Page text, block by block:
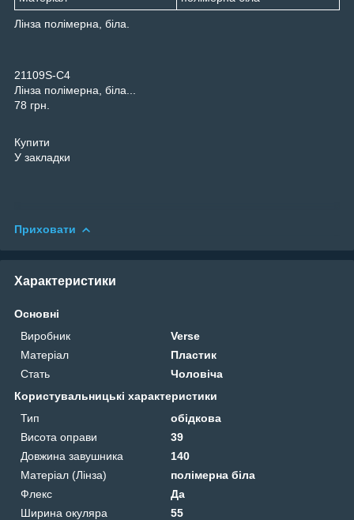
Лінза полімерна, біла.
21109S-C4
Лінза полімерна, біла...
78 грн.
Купити
У закладки
Приховати
Характеристики
Основні
Виробник
Verse
Матеріал
Пластик
Стать
Чоловіча
Користувальницькі характеристики
Тип
обідкова
Висота оправи
39
Довжина завушника
140
Матеріал (Лінза)
полімерна біла
Флекс
Да
Ширина окуляра
55